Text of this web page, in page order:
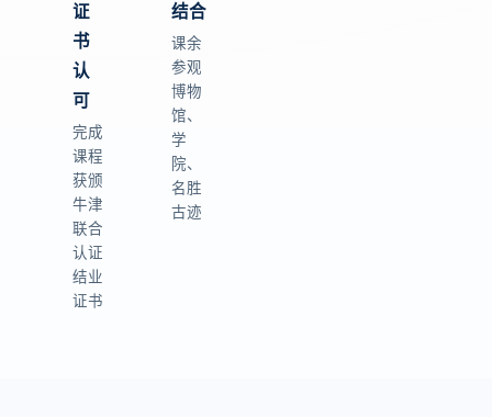
证
书
认
可
完成
课程
获颁
牛津
联合
认证
结业
证书
结合
课余
参观
博物
馆、
学
院、
名胜
古迹